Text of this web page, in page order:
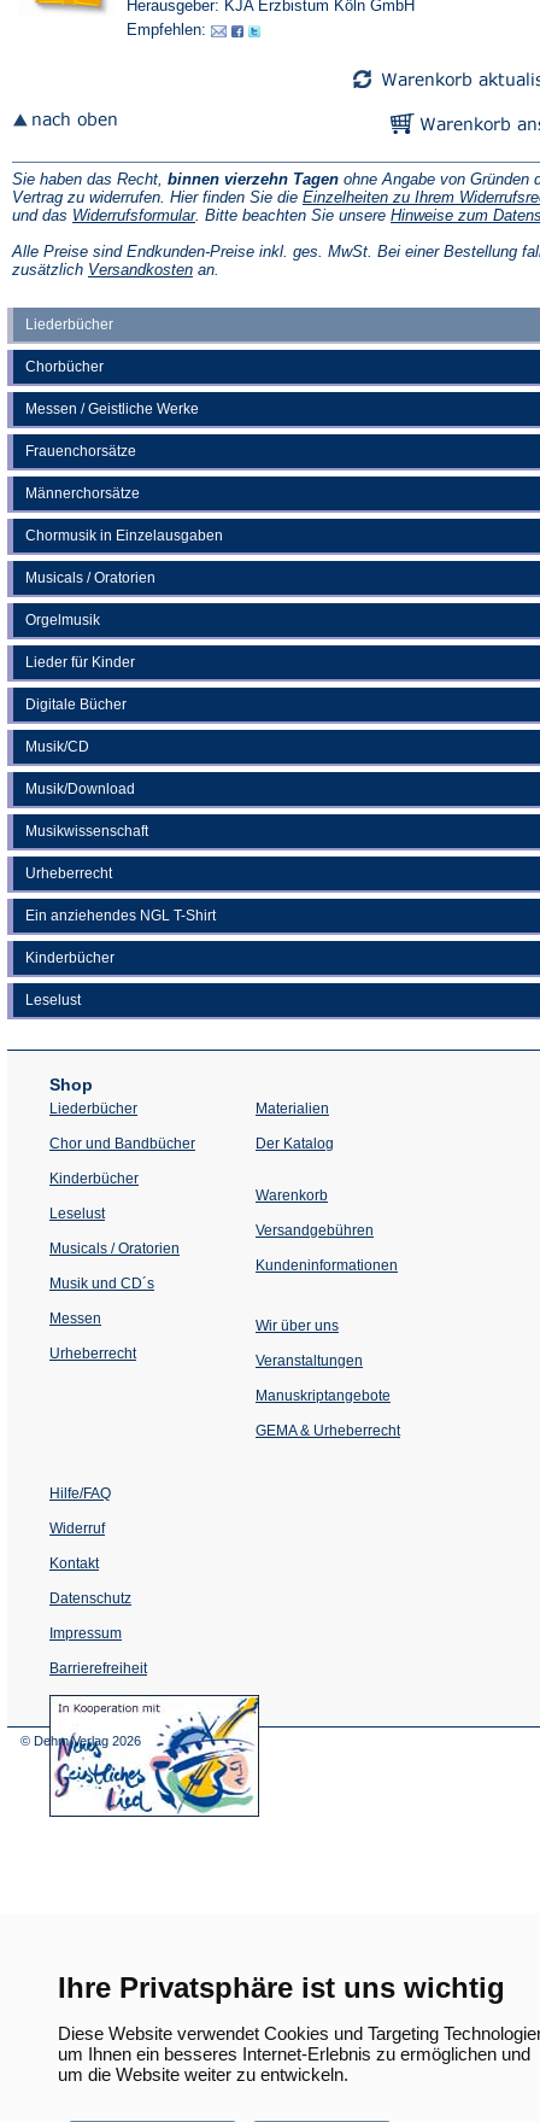
Ihre Privatsphäre ist uns wichtig
Diese Website verwendet Cookies und Targeting
um Ihnen ein besseres Internet-Erlebnis zu ermöglichen und
um die Website weiter zu entwickeln.
Liederbücher
Chorbücher
Messen / Geistliche Werke
Frauenchorsätze
Männerchorsätze
Chormusik in Einzelausgaben
Musicals / Oratorien
Orgelmusik
Lieder für Kinder
Digitale Bücher
Musik/CD
Musik/Download
Musikwissenschaft
Urheberrecht
Ein anziehendes NGL T-Shirt
Kinderbücher
Leselust
Herausgeber: KJA Erzbistum Köln GmbH
Empfehlen:
Sie haben das Recht, binnen vierzehn Tagen ohne Angabe von Gründen
Vertrag zu widerrufen. Hier finden Sie die Einzelheiten zu Ihrem
und das Widerrufsformular(Öffnet
einem
neuen
. Bitte beachten Sie unsere Hinweise zum
Alle Preise sind Endkunden-Preise inkl. ges. MwSt. Bei einer Bestellung
zusätzlich Versandkosten(Öffnet
an.
Shop
Liederbücher
Chor und Bandbücher
Kinderbücher
Leselust
Musicals / Oratorien
Musik und CD´s
Messen
Urheberrecht
Materialien
Der Katalog
Warenkorb
Versandgebühren
Kundeninformationen
Wir über uns
Veranstaltungen
einem
Tab)
Manuskriptangebote
GEMA & Urheberrecht
Hilfe/FAQ
Widerruf
Kontakt
Datenschutz
Impressum
Barrierefreiheit
(Öffnet
in
© Dehm Verlag 2026